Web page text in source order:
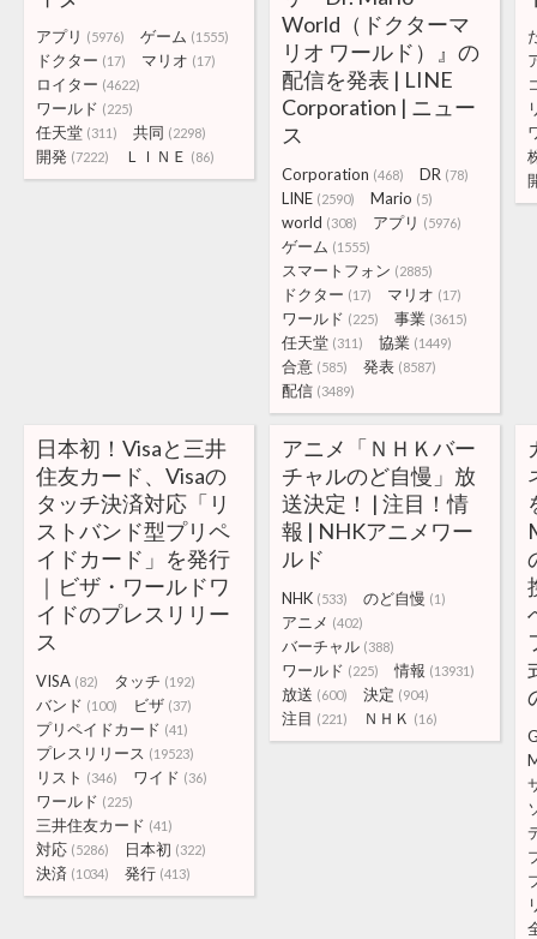
アプリ (5976) ゲーム (1555)
ドクター (17) マリオ (17)
ロイター (4622)
ワールド (225)
任天堂 (311) 共同 (2298)
開発 (7222) ＬＩＮＥ (86)
World（ドクターマ
リオ ワールド）』の
配信を発表 | LINE
Corporation | ニュー
ス
Corporation (468) DR (78)
LINE (2590) Mario (5)
world (308) アプリ (5976)
ゲーム (1555)
スマートフォン (2885)
ドクター (17) マリオ (17)
ワールド (225) 事業 (3615)
任天堂 (311) 協業 (1449)
合意 (585) 発表 (8587)
配信 (3489)
日本初！Visaと三井
住友カード、Visaの
タッチ決済対応「リ
ストバンド型プリペ
イドカード」を発行
｜ビザ・ワールドワ
イドのプレスリリー
ス
VISA (82) タッチ (192)
バンド (100) ビザ (37)
プリペイドカード (41)
プレスリリース (19523)
リスト (346) ワイド (36)
ワールド (225)
三井住友カード (41)
対応 (5286) 日本初 (322)
決済 (1034) 発行 (413)
アニメ「ＮＨＫバー
チャルのど自慢」放
送決定！ | 注目！情
報 | NHKアニメワー
ルド
NHK (533) のど自慢 (1)
アニメ (402)
バーチャル (388)
ワールド (225) 情報 (13931)
放送 (600) 決定 (904)
注目 (221) ＮＨＫ (16)